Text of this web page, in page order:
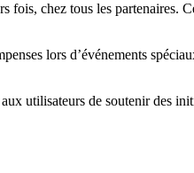
fois, chez tous les partenaires.
lors d’événements
utilisateurs de soutenir des